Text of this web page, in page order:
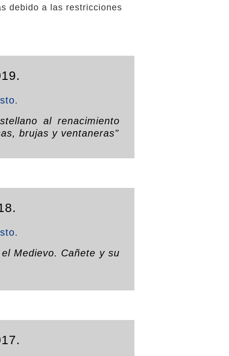
debido a las restricciones
al renacimiento
brujas y ventaneras"
Medievo. Cañete y su